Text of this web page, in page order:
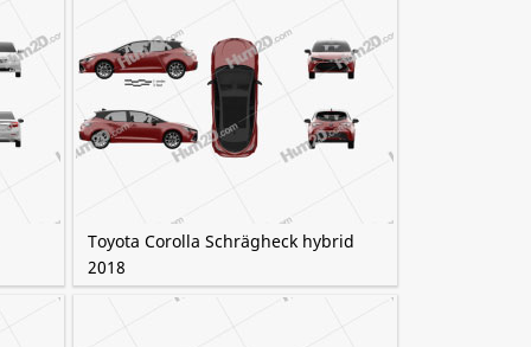
Toyota Corolla Schrägheck hybrid
2018